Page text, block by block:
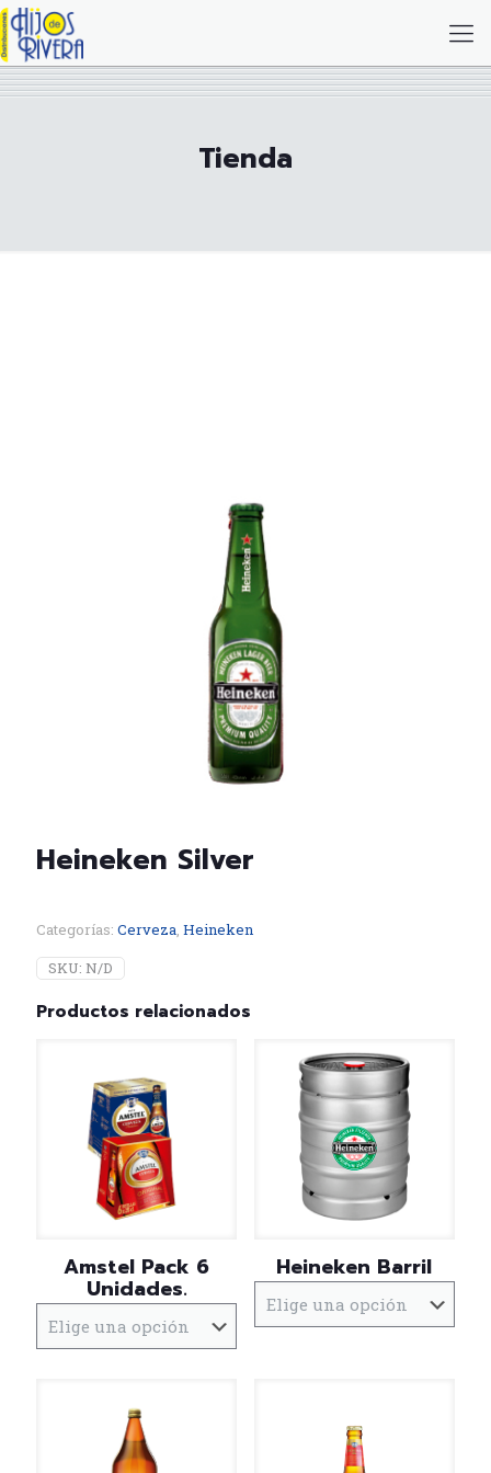
Tienda
Heineken Silver
Categorías: Cerveza, Heineken
SKU: N/D
Productos relacionados
Amstel Pack 6
Unidades.
producto
tiene
Las
opciones
se
Heineken Barril
producto
tiene
se
pueden